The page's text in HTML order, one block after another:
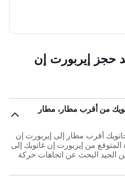
حجز إيربورت إن
من أقرب مطار، مطار
مطار جاتويك أقرب مطار إلى إيربورت إن
من إيربورت إن غاتويك إلى
هو 0س 01د. من الجيد البحث عن اتجاهات حركة